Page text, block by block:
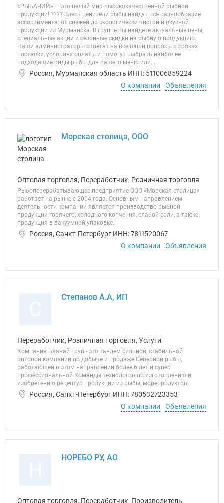
«РЫБАЧИЙ» — это целый мир высококачественной рыбной
продукции! ???? Здесь ценители рыбы найдут всё разнообразие
ассортимента: от свежей до экологически чистой и вкусной
продукции из Мурманска. В группе вы найдёте актуальные цены,
специальные акции и сезонные скидки на рыбную продукцию.
Наши администраторы ответят на все ваши вопросы о сроках
поставки, условиях оплаты и помогут выбрать наиболее
подходящие виды рыбы для вашего меню или...
Россия, Мурманская область ИНН: 511006859224
О компании
Объявления
Морская столица, ООО
Оптовая торговля, Переработчик, Розничная торговля
Рыбоперерабатывающее предприятие ООО «Морская столица»
работает на рынке с 2004 года. Основным направлением
деятельности компании является производство рыбной
продукции горячего, холодного копчения, слабой соли, а также
продукция в вакуумной упаковке.
Россия, Санкт-Петербург ИНН: 7811520067
О компании
Объявления
Степанов А.А, ИП
Переработчик, Розничная торговля, Услуги
Компания Баянай Груп - это тандем сильной, стабильной
оптовой компании по добыче и продаже Северной рыбы,
работающей в этом направлении более 6 лет и супер
профессиональной Команды технологов по изготовлению и
изобретению рецептур продукции из рыбы, морепродуктов.
Россия, Санкт-Петербург ИНН: 780532723353
О компании
Объявления
НОРЕБО РУ, АО
Оптовая торговля, Переработчик, Производитель,